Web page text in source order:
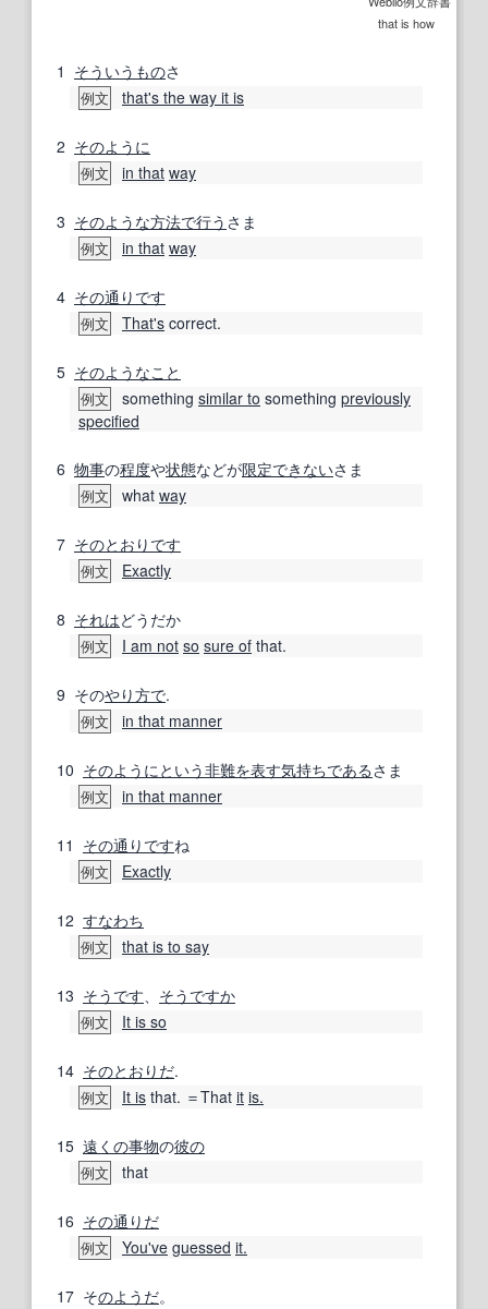
that is how
1 そういうものさ
例文 that's the way it is
2 そのように
例文 in that way
3 そのような方法で行う さま
例文 in that way
4 その通りです
例文 That's correct.
5 そのようなこと
例文 something similar to something previously
specified
6 物事の程度や状態などが限定できないさま
例文 what way
7 そのとおりです
例文 Exactly
8 それはどうだか
例文 I am not so sure of that.
9 そのやり方で.
例文 in that manner
10 そのように という非難を表す気持ちであるさま
例文 in that manner
11 その通りですね
例文 Exactly
12 すなわち
例文 that is to say
13 そうです そうですか
例文 It is so
14 そのとおりだ.
例文 It is that. ＝That it is.
15 遠くの事物の彼の
例文 that
16 その通りだ
例文 You've guessed it.
17 そのようだ。